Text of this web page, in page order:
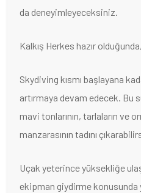
da deneyimleyeceksiniz.
Kalkış Herkes hazır
Skydiving kısmı başlayana
artırmaya devam edecek. Bu
mavi tonlarının, tarlaların ve
manzarasının tadını
Uçak yeterince yüksekliğe
ekipman giydirme konusunda